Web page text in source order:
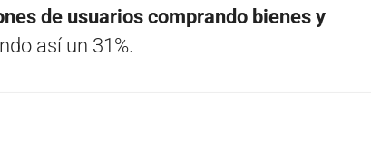
de usuarios comprando bienes y
así un 31%.